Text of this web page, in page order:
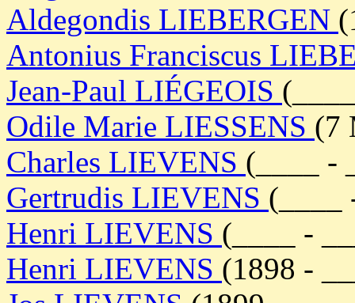
Aldegondis LIEBERGEN
Antonius Franciscus
Jean-Paul LIÉGEOIS
Odile Marie LIESSENS (7
Charles LIEVENS (____ -
Gertrudis LIEVENS (____
Henri LIEVENS (____ -
Henri LIEVENS (1898 -